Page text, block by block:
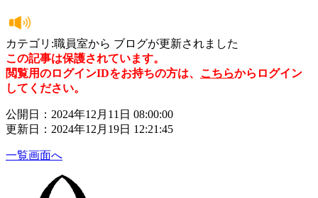
カテゴリ:職員室から ブログが更新されました
この記事は保護されています。
閲覧用のログインIDをお持ちの方は、 こちらからログイン
してください。
公開日：2024年12月11日 08:00:00
更新日：2024年12月19日 12:21:45
一覧画面へ